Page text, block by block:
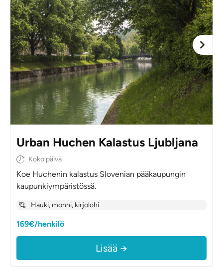
Urban Huchen Kalastus Ljubljana
Koko päivä
Koe Huchenin kalastus Slovenian pääkaupungin
kaupunkiympäristössä.
Hauki, monni, kirjolohi
169€/henkilö
Lisää →